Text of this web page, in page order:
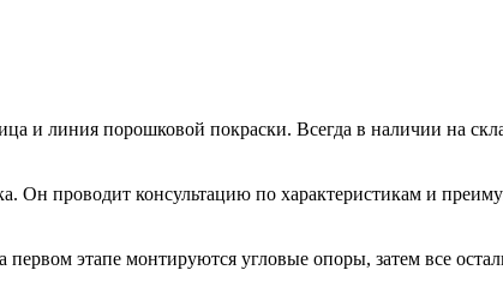
и линия порошковой покраски. Всегда в наличии на
Он проводит консультацию по характеристикам и
первом этапе монтируются угловые опоры, затем все